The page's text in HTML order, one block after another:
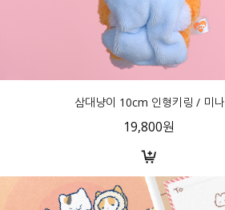
삼대냥이 10cm 인형키링 / 미나
19,800원